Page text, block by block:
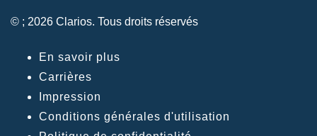
© ; 2026 Clarios. Tous droits réservés
En savoir plus
Carrières
Impression
Conditions générales d'utilisation